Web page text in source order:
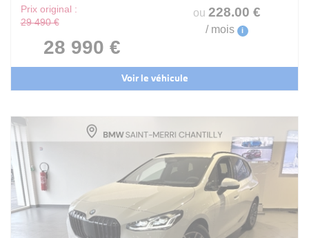
Prix original :
29 490 €
28 990 €
ou 228.00 €
/ mois i
Voir le véhicule